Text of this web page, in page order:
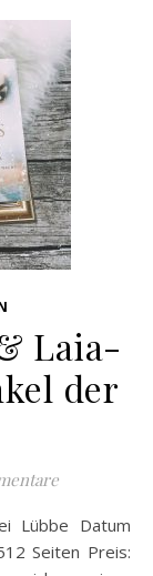
Laia-
der
Seiten Preis: